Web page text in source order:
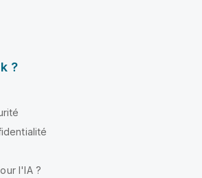
?
l'IA ?